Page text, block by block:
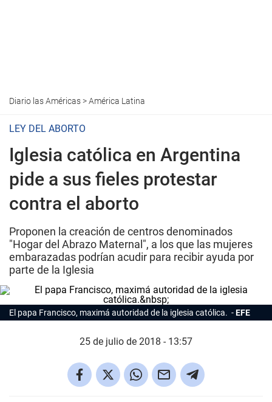
Diario las Américas>América Latina
LEY DEL ABORTO
Iglesia católica en Argentina
pide a sus fieles protestar
contra el aborto
Proponen la creación de centros denominados
"Hogar del Abrazo Maternal", a los que las mujeres
embarazadas podrían acudir para recibir ayuda por
parte de la Iglesia
El papa Francisco, maximá autoridad de la iglesia católica. EFE
25 de julio de 2018 - 13:57